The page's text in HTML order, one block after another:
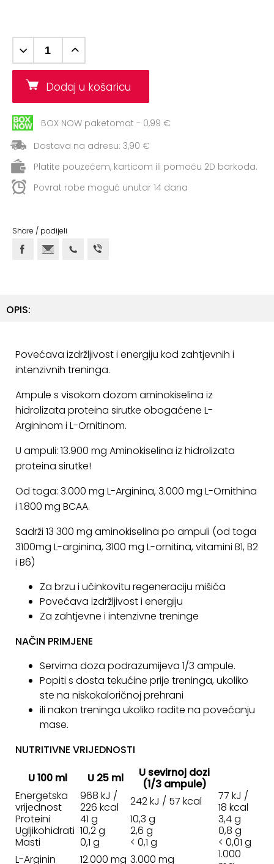
Aerobik,
Pilates,
Joga
Elastične
trake
Boks
Borilački
sportovi
Rehabilitacija
i
Sportske
torbe
ruksaci
Igre
Razonoda
Odjeća
Pripreme
ljeto
O
KONTAKT
poslovanja
kolačićima
Dodaj u košaricu
BOX NOW paketomat - 0,99 €
Dostava na adresu: 3,90 €
Platite pouzećem, karticom ili pomoću 2D barkoda.
Povrat robe moguć unutar 14 dana
Share / podijeli
OPIS:
Povećava izdržljivost i energiju kod zahtjevnih i
intenzivnih treninga.
Ampule s visokom dozom aminokiselina iz
hidrolizata proteina sirutke obogaćene L-
Argininom i L-Ornitinom.
U ampuli: 13.900 mg Aminokiselina iz hidrolizata
proteina sirutke!
Od toga: 3.000 mg L-Arginina, 3.000 mg L-Ornithina
i 1.800 mg BCAA.
Sadrži 13 300 mg aminokiselina po ampuli (od toga
3100mg L-arginina, 3100 mg L-ornitina, vitamini B1, B2
i B6)
Za brzu i učinkovitu regeneraciju mišića
Povećava izdržljivost i energiju
Za zahtjevne i intenzivne treninge
NAČIN PRIMJENE
Servirna doza podrazumijeva 1/3 ampule.
Popiti s dosta tekućine prije treninga, ukoliko
ste na niskokaloričnoj prehrani
ili nakon treninga ukoliko radite na povećanju
mase.
NUTRITIVNE VRIJEDNOSTI
U 100 ml
U 25 ml
U sevirnoj dozi
(1/3 ampule)
Energetska
vrijednost
968 kJ /
226 kcal
242 kJ / 57 kcal
77 kJ /
18 kcal
Proteini
41 g 10,3 g
3,4 g
Ugljikohidrati 10,2 g 2,6 g
0,8 g
Masti
0,1 g < 0,1 g
< 0,01 g
L-Arginin
12.000 mg 3.000 mg
1.000